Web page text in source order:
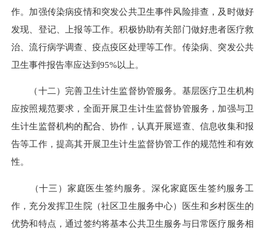
作。加强传染病疫情和突发公共卫生事件风险排查，及时做好
发现、登记、上报等工作。积极协助有关部门做好患者医疗救
治、流行病学调查、疫点疫区处理等工作。传染病、突发公共
卫生事件报告率应达到95%以上。
（十二）完善卫生计生监督协管服务。基层医疗卫生机构
应按照规范要求，全面开展卫生计生监督协管服务，加强与卫
生计生监督机构的配合、协作，认真开展巡查、信息收集和报
告等工作，提高其开展卫生计生监督协管工作的规范性和有效
性。
（十三）家庭医生签约服务。深化家庭医生签约服务工
作，充分发挥卫生院（社区卫生服务中心）医生和乡村医生的
优势和特点，通过签约将基本公共卫生服务与日常医疗服务相